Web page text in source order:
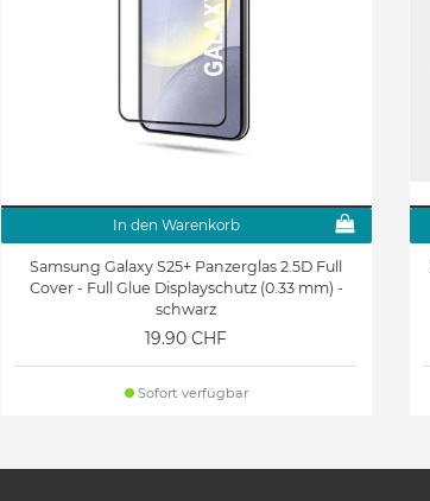
In den Warenkorb
Samsung Galaxy S25+ Panzerglas 2.5D Full
Cover - Full Glue Displayschutz (0.33 mm) -
schwarz
19.90 CHF
Sofort verfügbar